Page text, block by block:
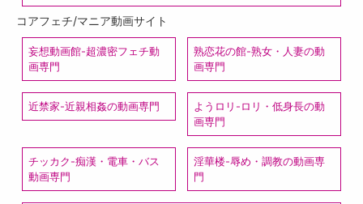
コアフェチ/マニア動画サイト
妄想動画館-超濃密フェチ動
画専門
熟恋花の館-熟女・人妻の動
画専門
近禁家-近親相姦の動画専門
ようロリ-ロリ・低身長の動
画専門
チッカク-痴漢・電車・バス
動画専門
淫華楼-辱め・調教の動画専
門